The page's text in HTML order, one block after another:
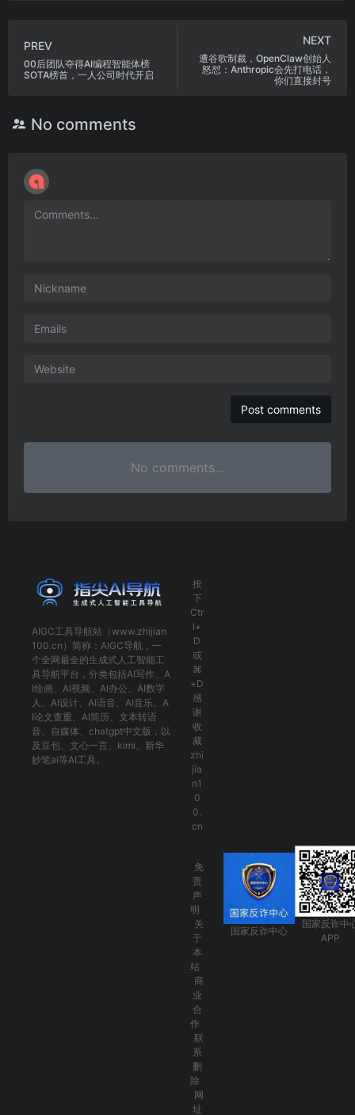
PREV
00后团队夺得AI编程智能体榜
SOTA榜首，一人公司时代开启
NEXT
遭谷歌制裁，OpenClaw创始人
怒怼：Anthropic会先打电话，
你们直接封号
No comments
No comments...
AIGC工具导航站（www.zhijian
100.cn）简称： AIGC导航 ，一
个全网最全的生成式人工智能工
具导航平台，分类包括AI写作 、 A
I绘画 、 AI视频 、 AI办公 、 AI数字
人 、 AI设计、 AI语音、 AI音乐、 A
I论文查重 、 AI简历 、 文本转语
音、 自媒体 、 chatgpt中文版 ，以
及 豆包、 文心一言 、 kimi 、 新华
妙笔ai等AI工具。
按
下
Ctr
l+
D
或
⌘
+D
感
谢
收
藏
zhi
jia
n1
0
0.
cn
免
责
声
明
关
于
本
站
商
业
合
作
联
系
删
除
网
址
国家反诈中心
国家反诈中
APP